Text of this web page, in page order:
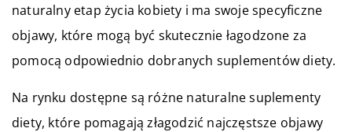
naturalny etap życia kobiety i ma swoje specyficzne
objawy, które mogą być skutecznie łagodzone za
pomocą odpowiednio dobranych suplementów diety.
Na rynku dostępne są różne naturalne suplementy
diety, które pomagają złagodzić najczęstsze objawy